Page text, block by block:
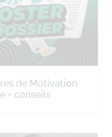
de Motivation
+ conseils